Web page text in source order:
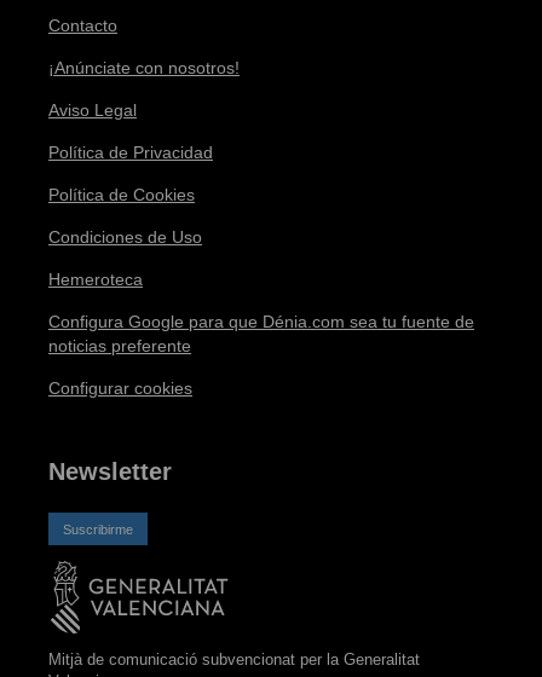
Contacto
¡Anúnciate con nosotros!
Aviso Legal
Política de Privacidad
Política de Cookies
Condiciones de Uso
Hemeroteca
Configura Google para que Dénia.com sea tu fuente de
noticias preferente
Configurar cookies
Newsletter
Suscribirme
Mitjà de comunicació subvencionat per la Generalitat